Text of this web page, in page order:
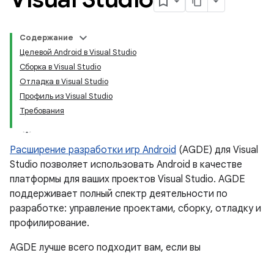
Содержание
Целевой Android в Visual Studio
Сборка в Visual Studio
Отладка в Visual Studio
Профиль из Visual Studio
Требования
Расширение разработки игр Android (AGDE) для Visual
Studio позволяет использовать Android в качестве
платформы для ваших проектов Visual Studio. AGDE
поддерживает полный спектр деятельности по
разработке: управление проектами, сборку, отладку и
профилирование.
AGDE лучше всего подходит вам, если вы